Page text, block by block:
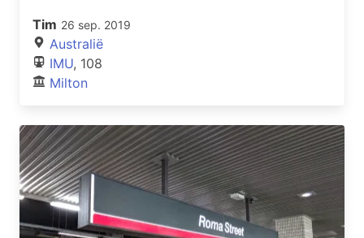
Tim 26 sep. 2019
Australië
IMU, 108
Milton